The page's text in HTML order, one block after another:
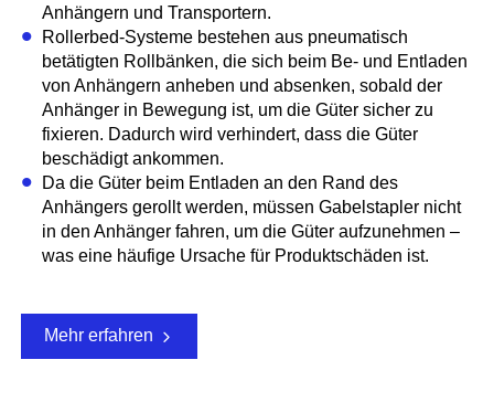
Anhängern und Transportern.
Rollerbed-Systeme bestehen aus pneumatisch
betätigten Rollbänken, die sich beim Be- und Entladen
von Anhängern anheben und absenken, sobald der
Anhänger in Bewegung ist, um die Güter sicher zu
fixieren. Dadurch wird verhindert, dass die Güter
beschädigt ankommen.
Da die Güter beim Entladen an den Rand des
Anhängers gerollt werden, müssen Gabelstapler nicht
in den Anhänger fahren, um die Güter aufzunehmen –
was eine häufige Ursache für Produktschäden ist.
Mehr erfahren